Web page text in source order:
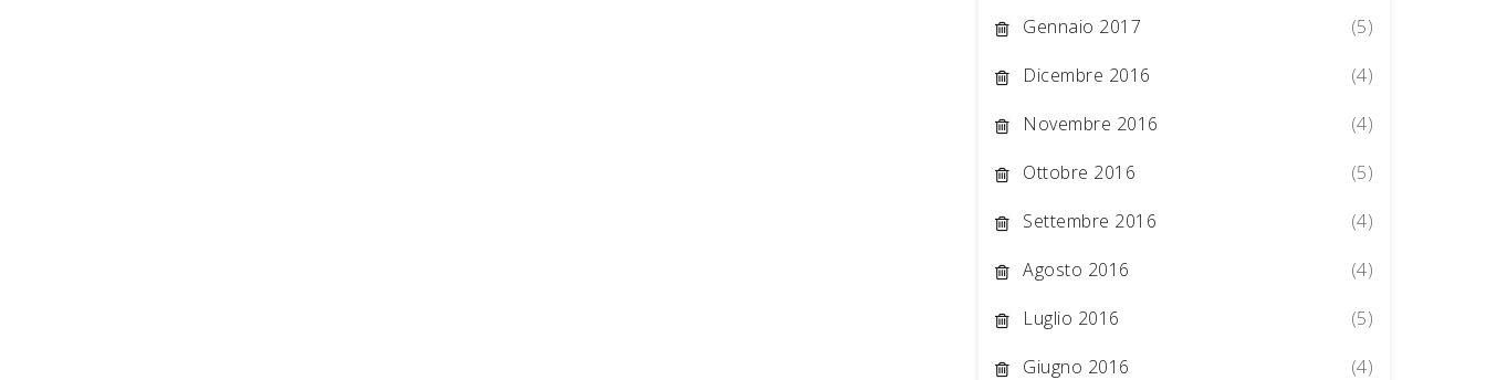
Gennaio 2017
(5)
Dicembre 2016
(4)
Novembre 2016
(4)
Ottobre 2016
(5)
Settembre 2016
(4)
Agosto 2016
(4)
Luglio 2016
(5)
Giugno 2016
(4)